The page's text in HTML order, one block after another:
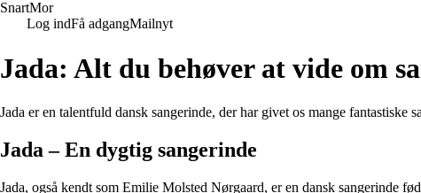
SnartMor
Log indFå adgangMailnyt
Jada: Alt du behøver at vide om
Jada er en talentfuld dansk sangerinde, der har givet os mange
Jada – En dygtig sangerinde
Jada, også kendt som Emilie Molsted Nørgaard, er en dansk sangerinde